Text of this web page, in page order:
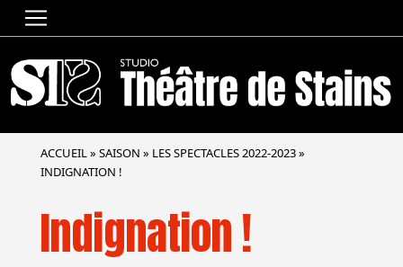
ACCUEIL» SAISON » LES SPECTACLES 2022-2023»
INDIGNATION !
Indignation !